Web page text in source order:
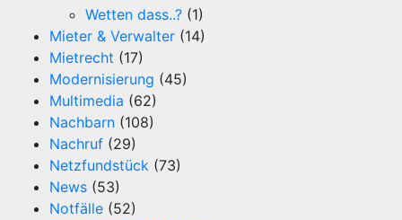
Wetten dass..? (1)
Mieter & Verwalter (14)
Mietrecht (17)
Modernisierung (45)
Multimedia (62)
Nachbarn (108)
Nachruf (29)
Netzfundstück (73)
News (53)
Notfälle (52)